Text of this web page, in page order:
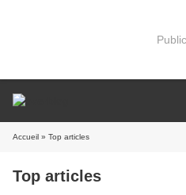
Accueil » Top articles
Top articles